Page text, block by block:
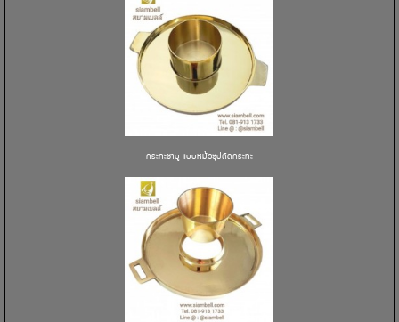
กระทะชาบู แบบหม้อซุปติดกระทะ